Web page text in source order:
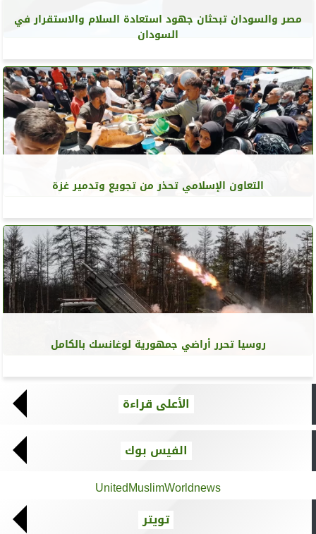
مصر والسودان تبحثان جهود استعادة السلام والاستقرار في
السودان
التعاون الإسلامي تحذر من تجويع وتدمير غزة
روسيا تحرر أراضي جمهورية لوغانسك بالكامل
الأعلى قراءة
الفيس بوك
UnitedMuslimWorldnews
تويتر